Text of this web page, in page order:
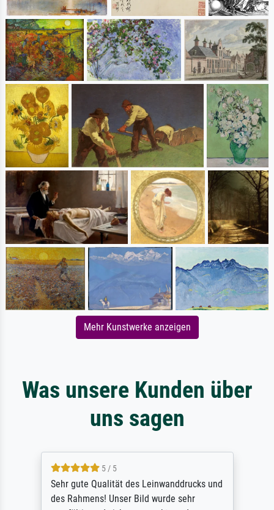
Mehr Kunstwerke anzeigen
Was unsere Kunden über
uns sagen
5 / 5
Sehr gute Qualität des Leinwanddrucks und
des Rahmens! Unser Bild wurde sehr